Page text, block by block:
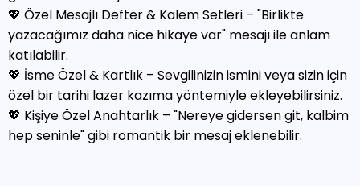
💖 Özel Mesajlı Defter & Kalem Setleri – "Birlikte
yazacağımız daha nice hikaye var" mesajı ile anlam
katılabilir.
💖 İsme Özel & Kartlık – Sevgilinizin ismini veya sizin için
özel bir tarihi lazer kazıma yöntemiyle ekleyebilirsiniz.
💖 Kişiye Özel Anahtarlık – "Nereye gidersen git, kalbim
hep seninle" gibi romantik bir mesaj eklenebilir.